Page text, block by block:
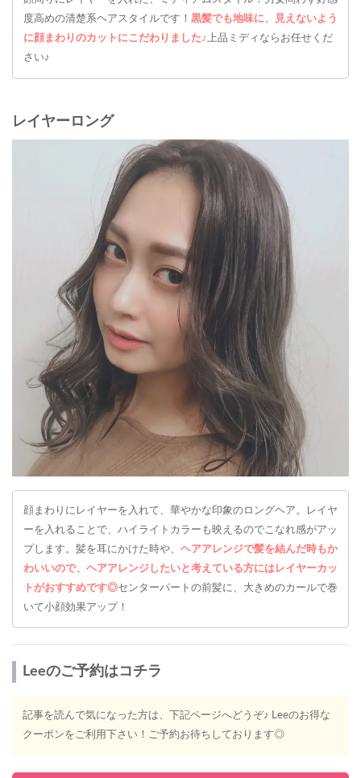
度高めの清楚系ヘアスタイルです！ 黒髪でも地味に、見えないよう
に顔まわりのカットにこだわりました♪上品ミディならお任せくだ
さい♪
レイヤーロング
顔まわりにレイヤーを入れて、華やかな印象のロングヘア。レイヤ
ーを入れることで、ハイライトカラーも映えるのでこなれ感がアッ
プします。髪を耳にかけた時や、 ヘアアレンジで髪を結んだ時もか
わいいので、ヘアアレンジしたいと考えている方にはレイヤーカッ
トがおすすめです◎センターパートの前髪に、大きめのカールで巻
いて小顔効果アップ！
Leeのご予約はコチラ
記事を読んで気になった方は、下記ページへどうぞ♪ Leeのお得な
クーポンをご利用下さい！ご予約お待ちしております◎